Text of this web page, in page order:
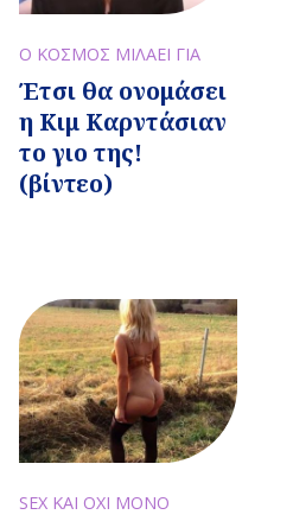
Ο ΚΟΣΜΟΣ ΜΙΛΑΕΙ ΓΙΑ
Έτσι θα ονομάσει
η Κιμ Καρντάσιαν
το γιο της!
(βίντεο)
SEX ΚΑΙ ΟΧΙ ΜΟΝΟ